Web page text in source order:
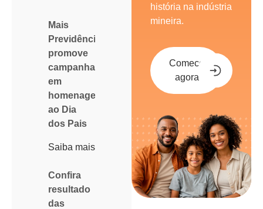
Mais
Previdência
promove
campanha
em
homenagem
ao Dia
dos Pais
Saiba mais
Confira
resultado
das
história na indústria
mineira.
Comece
agora